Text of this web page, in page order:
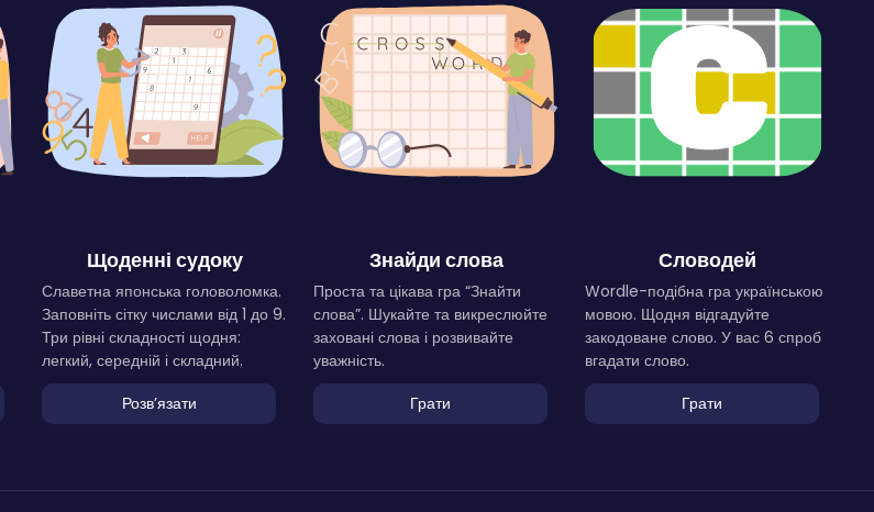
Щоденні судоку
Славетна японська головоломка.
Заповніть сітку числами від 1 до 9.
Три рівні складності щодня:
легкий, середній і складний.
Розвʼязати
Знайди слова
Проста та цікава гра “Знайти
слова”. Шукайте та викреслюйте
заховані слова і розвивайте
уважність.
Грати
Словодей
Wordle-подібна гра українською
мовою. Щодня відгадуйте
закодоване слово. У вас 6 спроб
вгадати слово.
Грати